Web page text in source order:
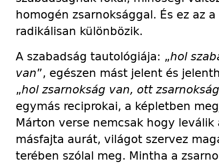
homogén zsarnoksággal. És ez az
radikálisan különbözik.
A szabadság tautológiája: „hol
van”, egészen mást jelent és
„hol zsarnokság van, ott
egymás reciprokai, a kép­letben
Márton verse nemcsak hogy
másfajta aurát, világot szervez
terében szólal meg. Mintha a